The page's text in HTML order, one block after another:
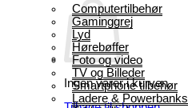
Ingen varer i kurven.
Computertilbehør
Gaminggrej
Lyd
Hørebøffer
Foto og video
TV og Billeder
Smartphone tilbehør
Ladere & Powerbanks